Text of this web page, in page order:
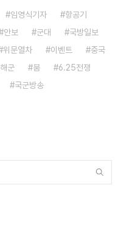
임영식기자
항공기
안보 군대
국방일보
위문열차 이벤트
중국
해군 붐
6.25전쟁
국군방송